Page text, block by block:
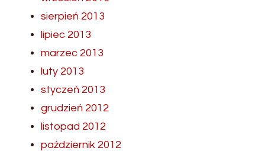
sierpień 2013
lipiec 2013
marzec 2013
luty 2013
styczeń 2013
grudzień 2012
listopad 2012
październik 2012